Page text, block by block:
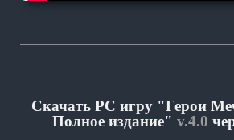
Скачать PC игру "Герои
Полное издание" v.4.0